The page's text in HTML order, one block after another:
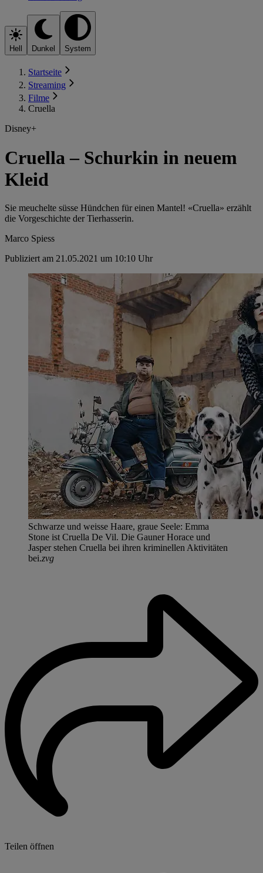
Hell Dunkel System
Startseite
Streaming
Filme
Cruella
Disney+
Cruella – Schurkin in neuem
Kleid
Sie meuchelte süsse Hündchen für einen Mantel! «Cruella» erzählt
die Vorgeschichte der Tierhasserin.
Marco Spiess
Publiziert am 21.05.2021 um 10:10 Uhr
Schwarze und weisse Haare, graue Seele: Emma
Stone ist Cruella De Vil. Die Gauner Horace und
Jasper stehen Cruella bei ihren kriminellen Aktivitäten
bei.zvg
Teilen öffnen